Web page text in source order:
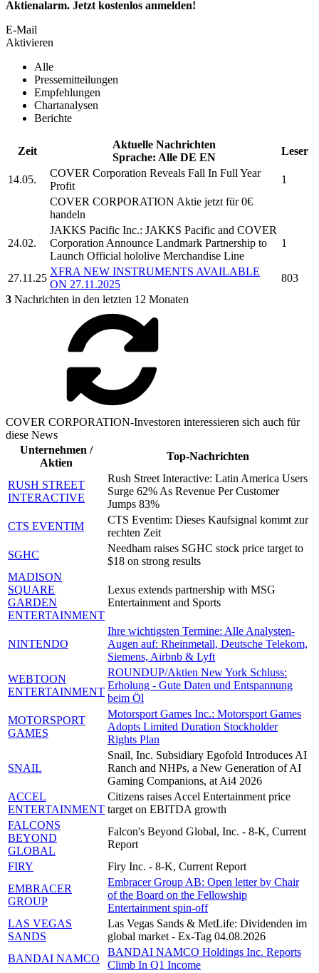
Aktienalarm. Jetzt kostenlos anmelden!
E-Mail
Aktivieren
Alle
Pressemitteilungen
Empfehlungen
Chartanalysen
Berichte
Zeit
Aktuelle Nachrichten
Sprache: Alle DE EN
Leser
14.05.
COVER Corporation Reveals Fall In Full Year
Profit
1
COVER CORPORATION Aktie jetzt für 0€
handeln
24.02.
JAKKS Pacific Inc.: JAKKS Pacific and COVER
Corporation Announce Landmark Partnership to
Launch Official hololive Merchandise Line
1
27.11.25
XFRA NEW INSTRUMENTS AVAILABLE
ON 27.11.2025
803
3 Nachrichten in den letzten 12 Monaten
COVER CORPORATION-Investoren interessieren sich auch für
diese News
Unternehmen /
Aktien
Top-Nachrichten
RUSH STREET
INTERACTIVE
Rush Street Interactive: Latin America Users
Surge 62% As Revenue Per Customer
Jumps 83%
CTS EVENTIM
CTS Eventim: Dieses Kaufsignal kommt zur
rechten Zeit
SGHC
Needham raises SGHC stock price target to
$18 on strong results
MADISON
SQUARE
GARDEN
ENTERTAINMENT
Lexus extends partnership with MSG
Entertainment and Sports
NINTENDO
Ihre wichtigsten Termine: Alle Analysten-
Augen auf: Rheinmetall, Deutsche Telekom,
Siemens, Airbnb & Lyft
WEBTOON
ENTERTAINMENT
ROUNDUP/Aktien New York Schluss:
Erholung - Gute Daten und Entspannung
beim Öl
MOTORSPORT
GAMES
Motorsport Games Inc.: Motorsport Games
Adopts Limited Duration Stockholder
Rights Plan
SNAIL
Snail, Inc. Subsidiary Egofold Introduces AI
Ranch and NHPs, a New Generation of AI
Gaming Companions, at Ai4 2026
ACCEL
ENTERTAINMENT
Citizens raises Accel Entertainment price
target on EBITDA growth
FALCONS
BEYOND
GLOBAL
Falcon's Beyond Global, Inc. - 8-K, Current
Report
FIRY
Firy Inc. - 8-K, Current Report
EMBRACER
GROUP
Embracer Group AB: Open letter by Chair
of the Board on the Fellowship
Entertainment spin-off
LAS VEGAS
SANDS
Las Vegas Sands & MetLife: Dividenden im
global market - Ex-Tag 04.08.2026
BANDAI NAMCO
BANDAI NAMCO Holdings Inc. Reports
Climb In Q1 Income